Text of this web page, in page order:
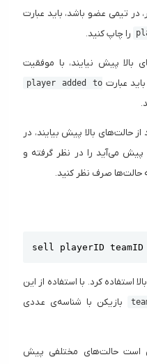
در تیمی عضو باشد، باید عبارت
را چاپ کنید.
پیش نیایند، با موفقیت
عبارتplayer added to
حالت‌های بالا پیش بیایند، در
پیش می‌آید را در نظر گرفته و
حالت‌ها صرف نظر کنید.
sell playerID teamID
استفاده کرد. با استفاده از این
بازیکن با شناسه‌ی عددی
است حالت‌های مختلفی پیش